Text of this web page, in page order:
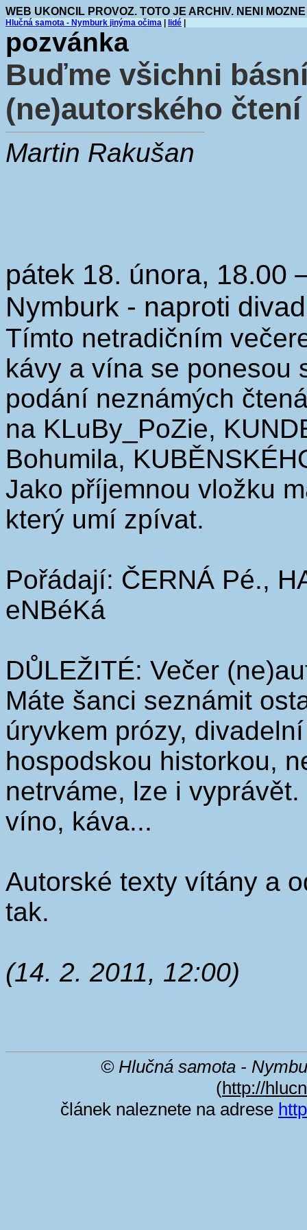
WEB UKONCIL PROVOZ. TOTO JE ARCHIV. NENI
Hlučná samota - Nymburk jinýma očima lidé
pozvánka
Buďme všichni
(ne)autorského čtení
Martin Rakušan
pátek 18. února, 18.00
Nymburk - naproti
Tímto netradičním
kávy a vína se ponesou
podání neznámých
na KLuBy_PoZie,
Bohumila,
Jako příjemnou vložku
který umí zpívat.
Pořádají: ČERNÁ Pé.,
eNBéKá
DŮLEŽITÉ: Večer
Máte šanci seznámit
úryvkem prózy,
hospodskou historkou,
netrváme, lze i
víno, káva...
Autorské texty vítány a
tak.
(14. 2. 2011, 12:00)
© Hlučná samota -
(http://
článek naleznete na adrese